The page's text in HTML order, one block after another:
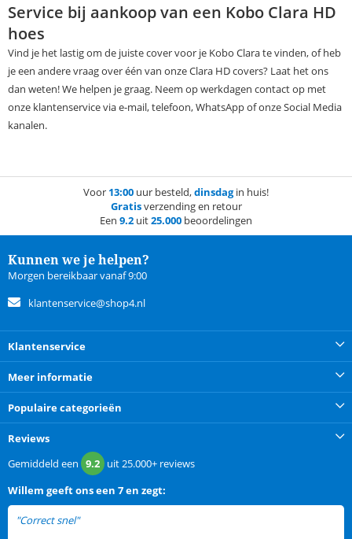
Service bij aankoop van een Kobo Clara HD
hoes
Vind je het lastig om de juiste cover voor je Kobo Clara te vinden, of heb
je een andere vraag over één van onze Clara HD covers? Laat het ons
dan weten! We helpen je graag. Neem op werkdagen contact op met
onze klantenservice via e-mail, telefoon, WhatsApp of onze Social Media
kanalen.
Voor 13:00 uur besteld,dinsdagin huis!
Gratisverzending en retour
Een 9.2 uit25.000 beoordelingen
Kunnen we je helpen?
Morgen bereikbaar vanaf 9:00
klantenservice@shop4.nl
Klantenservice
Meer informatie
Populaire categorieën
Reviews
Gemiddeld een 9.2 uit25.000+ reviews
Willem geeft ons een 7 en zegt:
"Correct snel"